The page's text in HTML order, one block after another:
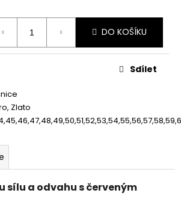
DO KOŠÍKU
Zlato
Sdílet
sílu a odvahu s červeným